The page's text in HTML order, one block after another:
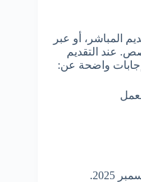
المباشر، أو عبر
عند التقديم
إجابات واضحة عن: